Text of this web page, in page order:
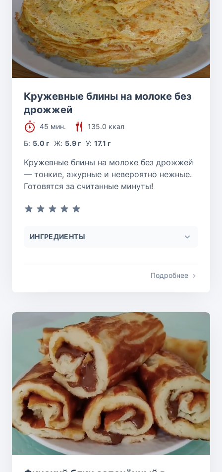
Кружевные блины на молоке без
дрожжей
45 мин.
135.0 ккал
Б: 5.0 г Ж: 5.9 г У: 17.1 г
Кружевные блины на молоке без дрожжей
— тонкие, ажурные и невероятно нежные.
Готовятся за считанные минуты!
ИНГРЕДИЕНТЫ
Подробнее